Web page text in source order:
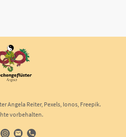
Angela Reiter, Pexels, Ionos, Freepik.
vorbehalten.